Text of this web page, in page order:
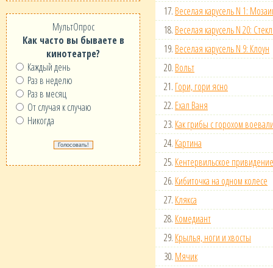
МультОпрос
Как часто вы бываете в
кинотеатре?
Каждый день
Раз в неделю
Раз в месяц
От случая к случаю
Никогда
17. Веселая карусель N 1:
18. Веселая карусель N 20:
19. Веселая карусель N 9: Клоун
20. Вольт
21. Гори, гори ясно
22. Ехал Ваня
23. Как грибы с горохом
24. Картина
25. Кентервильское привидение
26. Кибиточка на одном колесе
27. Клякса
28. Комедиант
29. Крылья, ноги и хвосты
30. Мячик